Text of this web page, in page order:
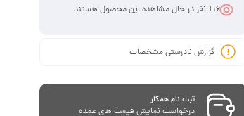
16+ نفر در حال مشاهده این محصول هستند
گزارش نادرستی مشخصات
ثبت نام همکار
درخواست نمایش قیمت های عمده